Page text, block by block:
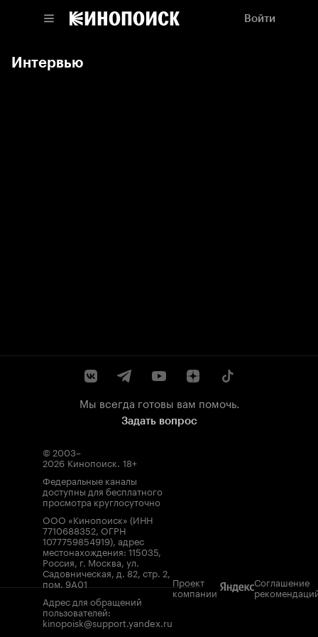
Войти
Интервью
Мы всегда готовы вам помочь.
Задать вопрос
© 2003–
2026 Кинопоиск. 18+
Федеральные каналы
доступны для бесплатного
просмотра круглосуточно
ООО «Кинопоиск» (ИНН
7710688352, ОГРН
1077759854919), адрес
местонахождения: 115035,
Россия, г. Москва, ул.
Садовническая, д. 82, стр. 2,
пом. 9А01
Адрес для обращений
пользователей:
kinopoisk@support.yandex.ru
Проект
компании
Соглашение